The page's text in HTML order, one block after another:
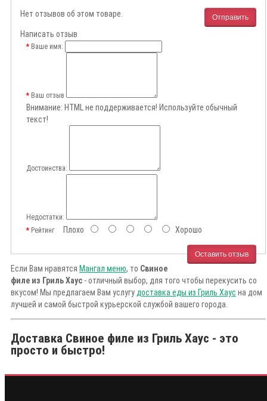
Отправить
Нет отзывов об этом товаре.
Написать отзыв
Ваше имя:
Ваш отзыв
Внимание: HTML не поддерживается! Используйте обычный
текст!
Достоинства:
Недостатки:
РейтингПлохо Хорошо
Оставить отзыв
Если Вам нравятся Мангал меню, то Свиное
филе из Гриль Хаус - отличный выбор, для того чтобы перекусить со
вкусом! Мы предлагаем Вам услугу доставка еды из Гриль Хаус на дом
лучшей и самой быстрой курьерской службой вашего города.
Доставка Свиное филе из Гриль Хаус - это
просто и быстро!